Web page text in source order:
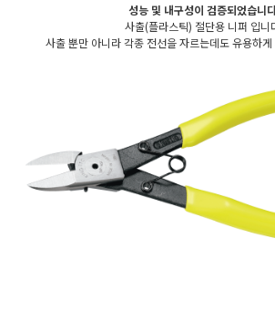
성능 및 내구성이 검증되었습니
사출(플라스틱) 절단용 니퍼 입니
사출 뿐만 아니라 각종 전선을 자르는데도 유용하